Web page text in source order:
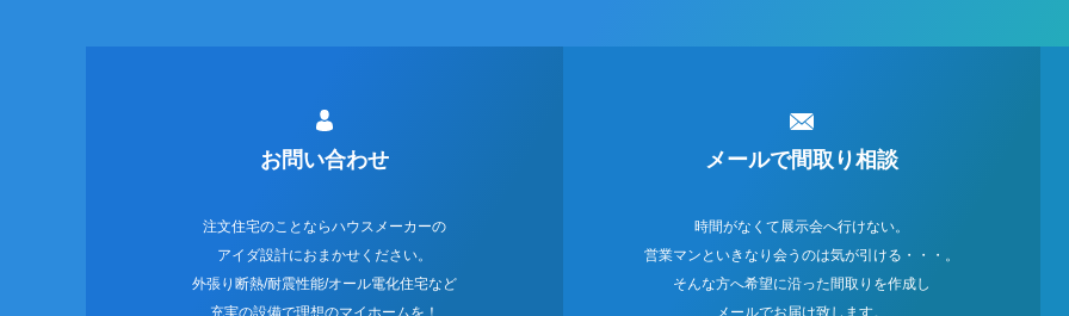
お問い合わせ
注文住宅のことならハウスメーカーの
アイダ設計におまかせください。
外張り断熱/耐震性能/オール電化住宅など
充実の設備で理想のマイホームを！
メールで間取り相談
時間がなくて展示会へ行けない。
営業マンといきなり会うのは気が引ける・・・。
そんな方へ希望に沿った間取りを作成し
メールでお届け致します。